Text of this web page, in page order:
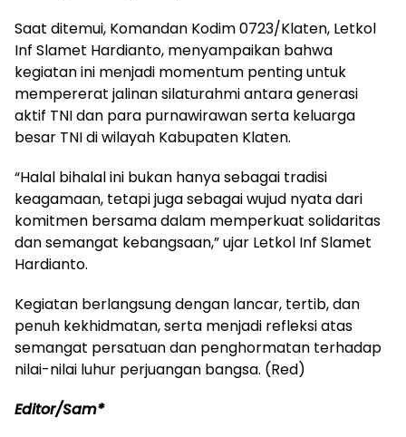
Saat ditemui, Komandan Kodim 0723/Klaten, Letkol
Inf Slamet Hardianto, menyampaikan bahwa
kegiatan ini menjadi momentum penting untuk
mempererat jalinan silaturahmi antara generasi
aktif TNI dan para purnawirawan serta keluarga
besar TNI di wilayah Kabupaten Klaten.
“Halal bihalal ini bukan hanya sebagai tradisi
keagamaan, tetapi juga sebagai wujud nyata dari
komitmen bersama dalam memperkuat solidaritas
dan semangat kebangsaan,” ujar Letkol Inf Slamet
Hardianto.
Kegiatan berlangsung dengan lancar, tertib, dan
penuh kekhidmatan, serta menjadi refleksi atas
semangat persatuan dan penghormatan terhadap
nilai-nilai luhur perjuangan bangsa. (Red)
Editor/Sam*